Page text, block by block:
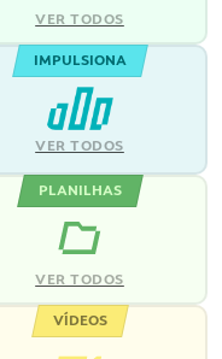
VER TODOS
IMPULSIONA
VER TODOS
PLANILHAS
VER TODOS
VÍDEOS